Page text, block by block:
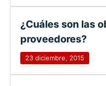
¿Cuáles son las
proveedores?
23 diciembre, 2015